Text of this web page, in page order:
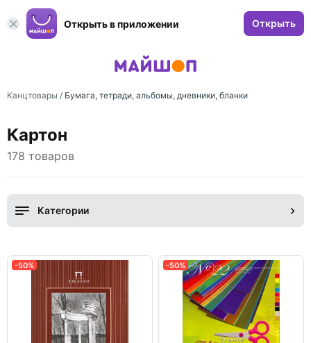
Открыть в приложении Открыть
Канцтовары / Бумага, тетради, альбомы, дневники, бланки
Картон
178 товаров
Категории
-50% -50%